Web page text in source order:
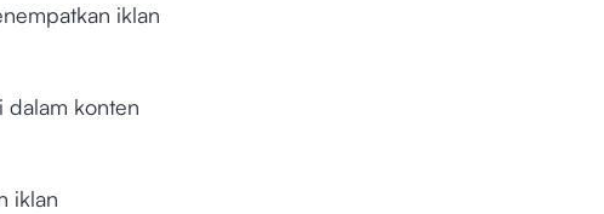
iklan
dalam konten
iklan